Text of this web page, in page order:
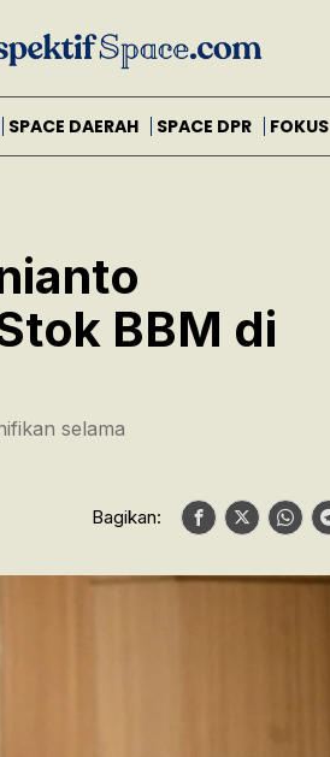
SPACE DAERAH SPACE DPR FOKUS
BBM di
selama
Bagikan: